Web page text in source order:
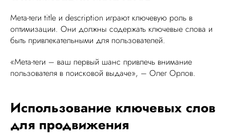
Мета-теги title и description играют ключевую роль в
оптимизации. Они должны содержать ключевые слова и
быть привлекательными для пользователей.
«Мета-теги – ваш первый шанс привлечь внимание
пользователя в поисковой выдаче», – Олег Орлов.
Использование ключевых слов
для продвижения